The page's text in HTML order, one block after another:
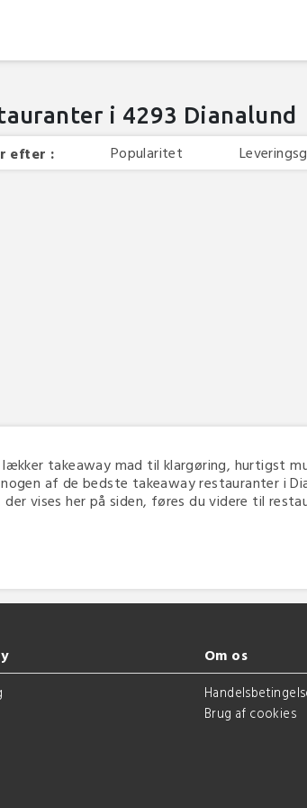
i 4293 Dianalund
efter : Popularitet
takeaway mad til klargøring, hurtigst
nogen af de bedste takeaway restauranter i
vises her på siden, føres du videre til
Om os
Brug af cookies